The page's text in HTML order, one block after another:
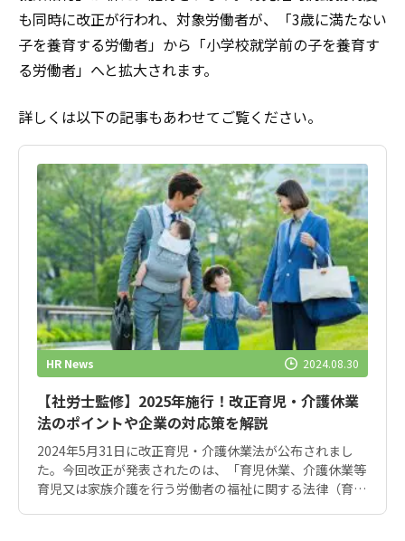
も同時に改正が行われ、対象労働者が、「3歳に満たない
子を養育する労働者」から「小学校就学前の子を養育す
る労働者」へと拡大されます。
詳しくは以下の記事もあわせてご覧ください。
HR News 2024.08.30
【社労士監修】2025年施行！改正育児・介護休業
法のポイントや企業の対応策を解説
2024年5月31日に改正育児・介護休業法が公布されまし
た。今回改正が発表されたのは、「育児休業、介護休業等
育児又は家族介護を行う労働者の福祉に関する法律（育